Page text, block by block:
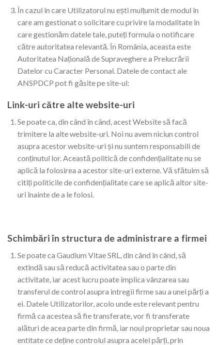
În cazul în care Utilizatorul nu ești mulțumit de modul în
care am gestionat o solicitare cu privire la modalitate în
care gestionăm datele tale, puteți formula o notificare
către autoritatea relevantă. În România, aceasta este
Autoritatea Națională de Supraveghere a Prelucrării
Datelor cu Caracter Personal. Datele de contact ale
ANSPDCP pot fi găsite pe site-ul:
Link-uri către alte website-uri
Se poate ca, din când în când, acest Website să facă
trimitere la alte website-uri. Noi nu avem niciun control
asupra acestor website-uri și nu suntem responsabili de
conținutul lor. Această politică de confidențialitate nu se
aplică la folosirea a acestor site-uri externe. Vă sfătuim să
citiți politicile de confidențialitate care se aplică altor site-
uri înainte de a le folosi.
Schimbări în structura de administrare a firmei
Se poate ca Gaudium Vitae SRL, din când în când, să
extindă sau să reducă activitatea sau o parte din
activitate, iar acest lucru poate implica vânzarea sau
transferul de control asupra intregii firme sau a unei părți a
ei. Datele Utilizatorilor, acolo unde este relevant pentru
firmă ca acestea să fie transferate, vor fi transferate
alături de acea parte din firmă, iar noul proprietar sau noua
entitate ce deține controlul asupra acelei părți, prin